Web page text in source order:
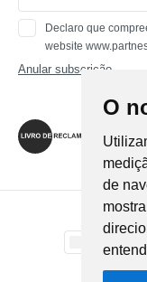
O
de
Declaro que
website
Anular subscrição